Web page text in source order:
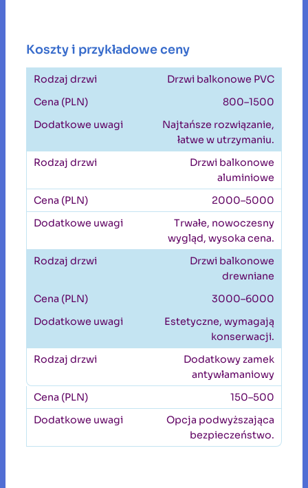
Koszty i przykładowe ceny
Drzwi balkonowe PVC
800–1500
Najtańsze rozwiązanie,
łatwe w utrzymaniu.
Drzwi balkonowe
aluminiowe
2000–5000
Trwałe, nowoczesny
wygląd, wysoka cena.
Drzwi balkonowe
drewniane
3000–6000
Estetyczne, wymagają
konserwacji.
Dodatkowy zamek
antywłamaniowy
150–500
Opcja podwyższająca
bezpieczeństwo.